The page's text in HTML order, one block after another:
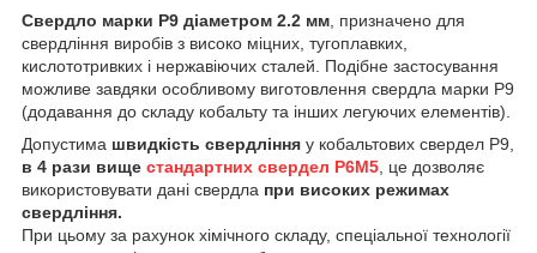
Свердло марки Р9 діаметром 2.2 мм, призначено для
свердління виробів з високо міцних, тугоплавких,
кислототривких і нержавіючих сталей. Подібне застосування
можливе завдяки особливому виготовлення свердла марки Р9
(додавання до складу кобальту та інших легуючих елементів).
Допустима швидкість свердління у кобальтових свердел Р9,
в 4 рази вище стандартних свердел Р6М5, це дозволяє
використовувати дані свердла при високих режимах
свердління.
При цьому за рахунок хімічного складу, спеціальної технології